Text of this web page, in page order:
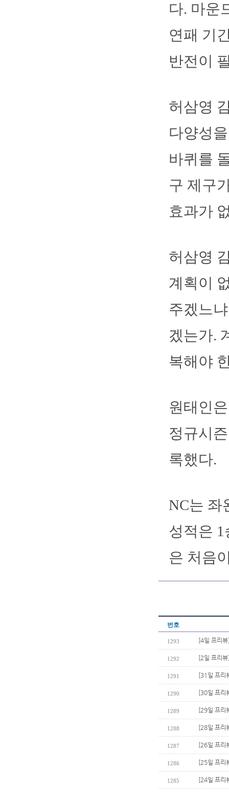
다. 마운
연패 기
반전이
허삼영
다양성
바퀴를
구 제구
효과가
허삼영
계획이
주겠느
겠는가.
복해야
원태인
정규시
록했다.
NC는 좌
성적은 1
은 처음
번호
1293 [4일 프리
1292 [2일 프리
1291 [31일 프리
1290 [30일 프리
1289 [29일 프리
1288 [28일 프리
1287 [26일 프리
1286 [25일 프리
1285 [24일 프리